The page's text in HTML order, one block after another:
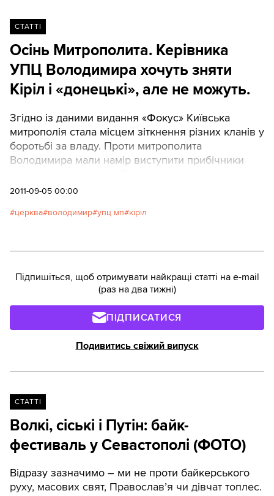
СТАТТІ
Осінь Митрополита. Керівника
УПЦ Володимира хочуть зняти
Кіріл і «донецькі», але не можуть.
Згідно із даними видання «Фокус» Київська
митрополія стала місцем зіткнення різних кланів у
боротьбі за владу. Проти митрополита
Володимира мали намір виступити прибічники
заручитися підтримкою відомого митрополита
Лаври. Згідно із інформацією «Фокуса» останній
Інсайдерську інформацію роздобув: Гліб
2011-09-05 00:00
церква володимир упц мп кіріл
Підпишіться, щоб отримувати найкращі статті на e-mail
(раз на два тижні)
ПІДПИСАТИСЯ
Подивитись свіжий випуск
СТАТТІ
Волкі, сіські i Путін: байк-
фестиваль у Севастополі (ФОТО)
Відразу зазначимо – ми не проти байкерського
руху, масових свят, Православ’я чи дівчат топлес.